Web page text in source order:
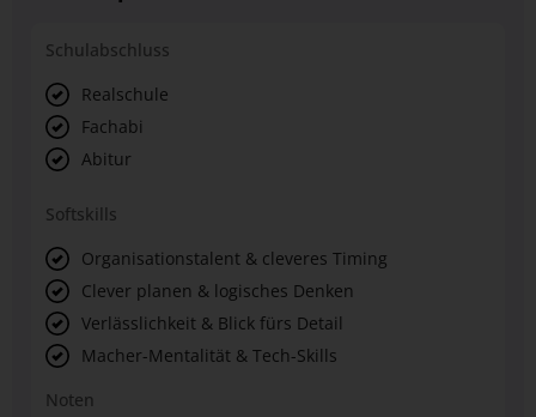
Schulabschluss
Realschule
Fachabi
Abitur
Softskills
Organisationstalent & cleveres Timing
Clever planen & logisches Denken
Verlässlichkeit & Blick fürs Detail
Macher-Mentalität & Tech-Skills
Noten